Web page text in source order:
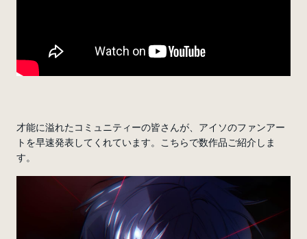
才能に溢れたコミュニティーの皆さんが、アイソのファンアー
トを早速発表してくれています。こちらで数作品ご紹介しま
す。